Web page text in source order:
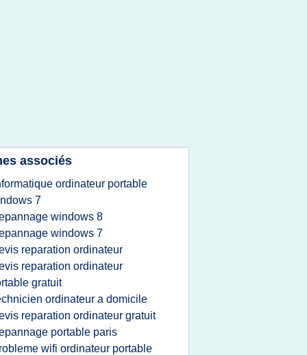
associés
ordinateur portable
7
windows 8
windows 7
reparation ordinateur
reparation ordinateur
gratuit
ordinateur a domicile
reparation ordinateur gratuit
portable paris
wifi ordinateur portable